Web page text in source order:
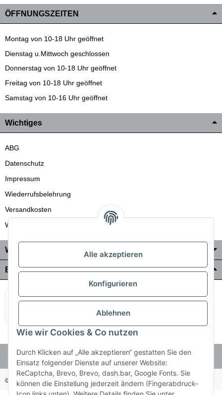
ÖFFNUNGSZEITEN
Montag von 10-18 Uhr geöffnet
Dienstag u.Mittwoch geschlossen
Donnerstag von 10-18 Uhr geöffnet
Freitag von 10-18 Uhr geöffnet
Samstag von 10-16 Uhr geöffnet
Wichtiges
ABG
Datenschutz
Impressum
Wiederrufsbelehrung
Versandkosten
Wir liefern auch in die Schweiz
Wo Sie uns finden
Bezahlung & Versand
© Holzner-Trading GmbH&Co KG Besucherzähler: 3513514
Alle akzeptieren
Konfigurieren
Ablehnen
Wie wir Cookies & Co nutzen
Durch Klicken auf „Alle akzeptieren“ gestatten Sie den
Einsatz folgender Dienste auf unserer Website:
ReCaptcha, Brevo, Brevo, dash.bar, Google Fonts. Sie
können die Einstellung jederzeit ändern (Fingerabdruck-